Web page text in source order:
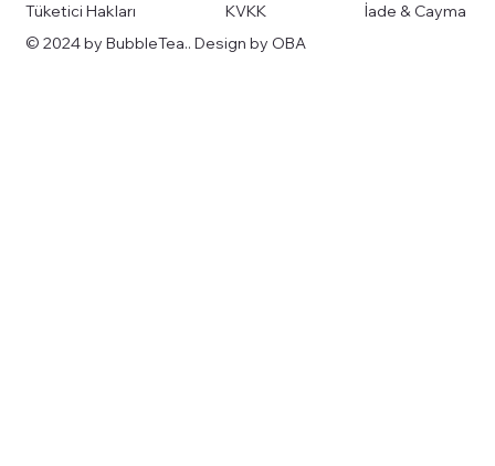
© 2024 by BubbleTea.. Design by OBA
KVKK
Tüketici Hakları İade & Cayma